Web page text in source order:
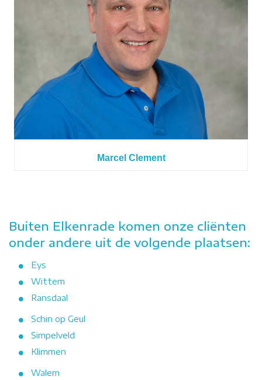
Marcel Clement
Buiten Elkenrade komen onze cliënten
onder andere uit de volgende plaatsen:
Eys
Wittem
Ransdaal
Schin op Geul
Simpelveld
Klimmen
Walem